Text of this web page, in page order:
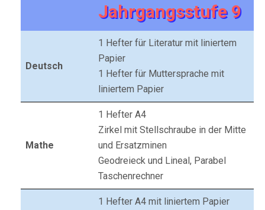
Jahrgangsstufe 9
Deutsch
1 Hefter für Literatur mit liniertem
Papier
1 Hefter für Muttersprache mit
liniertem Papier
Mathe
1 Hefter A4
Zirkel mit Stellschraube in der Mitte
und Ersatzminen
Geodreieck und Lineal, Parabel
Taschenrechner
1 Hefter A4 mit liniertem Papier